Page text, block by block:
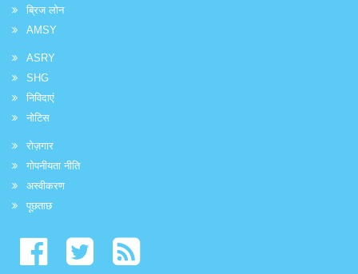
ब्रिज लोन
AMSY
ASRY
SHG
निविदाएं
नोटिस
रोज़गार
गोपनीयता नीति
अस्वीकरण
पूछताछ